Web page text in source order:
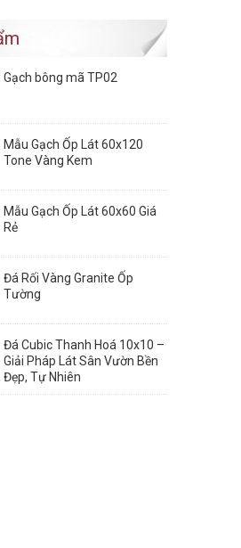
Gạch bông mã TP02
Mẫu Gạch Ốp Lát 60x120
Tone Vàng Kem
Mẫu Gạch Ốp Lát 60x60 Giá
Rẻ
Đá Rối Vàng Granite Ốp
Tường
Đá Cubic Thanh Hoá 10x10 –
Giải Pháp Lát Sân Vườn Bền
Đẹp, Tự Nhiên